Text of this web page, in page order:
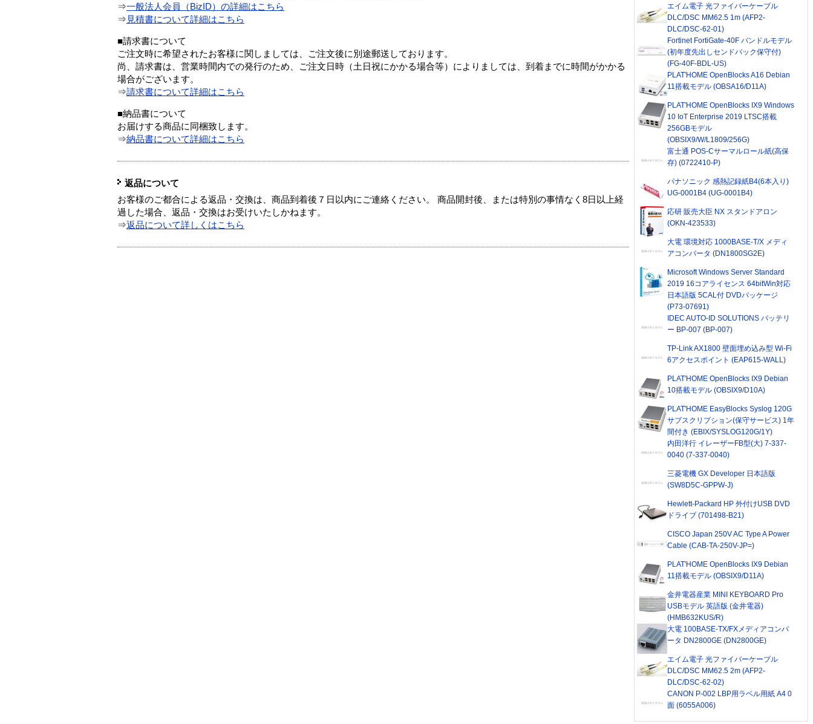
⇒一般法人会員（BizID）の詳細はこちら
⇒ 見積書について詳細はこちら
■請求書について
ご注文時に希望されたお客様に関しましては、ご注文後に別途郵送しております。
尚、請求書は、営業時間内での発行のため、ご注文日時（土日祝にかかる場合等）によりましては、到着までに時間がかかる
場合がございます。
⇒請求書について詳細はこちら
■納品書について
お届けする商品に同梱致します。
⇒納品書について詳細はこちら
返品について
お客様のご都合による返品・交換は、商品到着後７日以内にご連絡ください。 商品開封後、または特別の事情なく8日以上経
過した場合、返品・交換はお受けいたしかねます。
⇒返品について詳しくはこちら
エイム電子 光ファイバーケーブル
DLC/DSC MM62.5 1m (AFP2-
DLC/DSC-62-01)
Fortinet FortiGate-40F バンドルモデル
(初年度先出しセンドバック保守付)
(FG-40F-BDL-US)
PLAT'HOME OpenBlocks A16 Debian
11搭載モデル (OBSA16/D11A)
PLAT'HOME OpenBlocks IX9 Windows
10 IoT Enterprise 2019 LTSC搭載
256GBモデル
(OBSIX9/W/L1809/256G)
富士通 POS-Cサーマルロール紙(高保
存) (0722410-P)
パナソニック 感熱記録紙B4(6本入り)
UG-0001B4 (UG-0001B4)
応研 販売大臣 NX スタンドアロン
(OKN-423533)
大電 環境対応 1000BASE-T/X メディ
アコンバータ (DN1800SG2E)
Microsoft Windows Server Standard
2019 16コアライセンス 64bitWin対応
日本語版 5CAL付 DVDパッケージ
(P73-07691)
IDEC AUTO-ID SOLUTIONS バッテリ
ー BP-007 (BP-007)
TP-Link AX1800 壁面埋め込み型 Wi-Fi
6アクセスポイント (EAP615-WALL)
PLAT'HOME OpenBlocks IX9 Debian
10搭載モデル (OBSIX9/D10A)
PLAT'HOME EasyBlocks Syslog 120G
サブスクリプション(保守サービス) 1年
間付き (EBIX/SYSLOG120G/1Y)
内田洋行 イレーザーFB型(大) 7-337-
0040 (7-337-0040)
三菱電機 GX Developer 日本語版
(SW8D5C-GPPW-J)
Hewlett-Packard HP 外付けUSB DVD
ドライブ (701498-B21)
CISCO Japan 250V AC Type A Power
Cable (CAB-TA-250V-JP=)
PLAT'HOME OpenBlocks IX9 Debian
11搭載モデル (OBSIX9/D11A)
金井電器産業 MINI KEYBOARD Pro
USBモデル 英語版 (金井電器)
(HMB632KUS/R)
大電 100BASE-TX/FXメディアコンバ
ータ DN2800GE (DN2800GE)
エイム電子 光ファイバーケーブル
DLC/DSC MM62.5 2m (AFP2-
DLC/DSC-62-02)
CANON P-002 LBP用ラベル用紙 A4 0
面 (6055A006)